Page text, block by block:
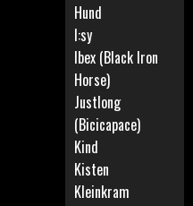
Hund
I:sy
Ibex (Black Iron
Horse)
Justlong
(Bicicapace)
Kind
Kisten
Kleinkram